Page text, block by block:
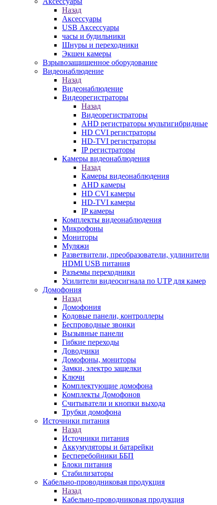
Назад
Аксессуары
USB Аксессуары
часы и будильники
Шнуры и переходники
Экшен камеры
Взрывозащищенное оборудование
Видеонаблюдение
Назад
Видеонаблюдение
Видеорегистраторы
Назад
Видеорегистраторы
AHD регистраторы мультигибридные
HD CVI регистраторы
HD-TVI регистраторы
IP регистраторы
Камеры видеонаблюдения
Назад
Камеры видеонаблюдения
AHD камеры
HD CVI камеры
HD-TVI камеры
IP камеры
Комплекты видеонаблюдения
Микрофоны
Мониторы
Муляжи
Разветвители, преобразователи, удлинители
HDMI USB питания
Разъемы переходники
Усилители видеосигнала по UTP для камер
Домофония
Назад
Домофония
Кодовые панели, контроллеры
Беспроводные звонки
Вызывные панели
Гибкие переходы
Доводчики
Домофоны, мониторы
Замки, электро защелки
Ключи
Комплектующие домофона
Комплекты Домофонов
Считыватели и кнопки выхода
Трубки домофона
Источники питания
Назад
Источники питания
Аккумуляторы и батарейки
Бесперебойники ББП
Блоки питания
Стабилизаторы
Кабельно-проводниковая продукция
Назад
Кабельно-проводниковая продукция